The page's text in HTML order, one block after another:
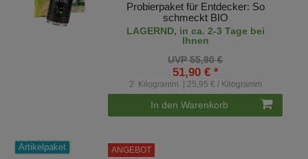
Probierpaket für Entdecker: So
schmeckt BIO
LAGERND, in ca. 2-3 Tage bei
Ihnen
UVP 55,90 €
51,90 € *
2 Kilogramm | 25,95 € / Kilogramm
In den Warenkorb
Artikelpaket ANGEBOT